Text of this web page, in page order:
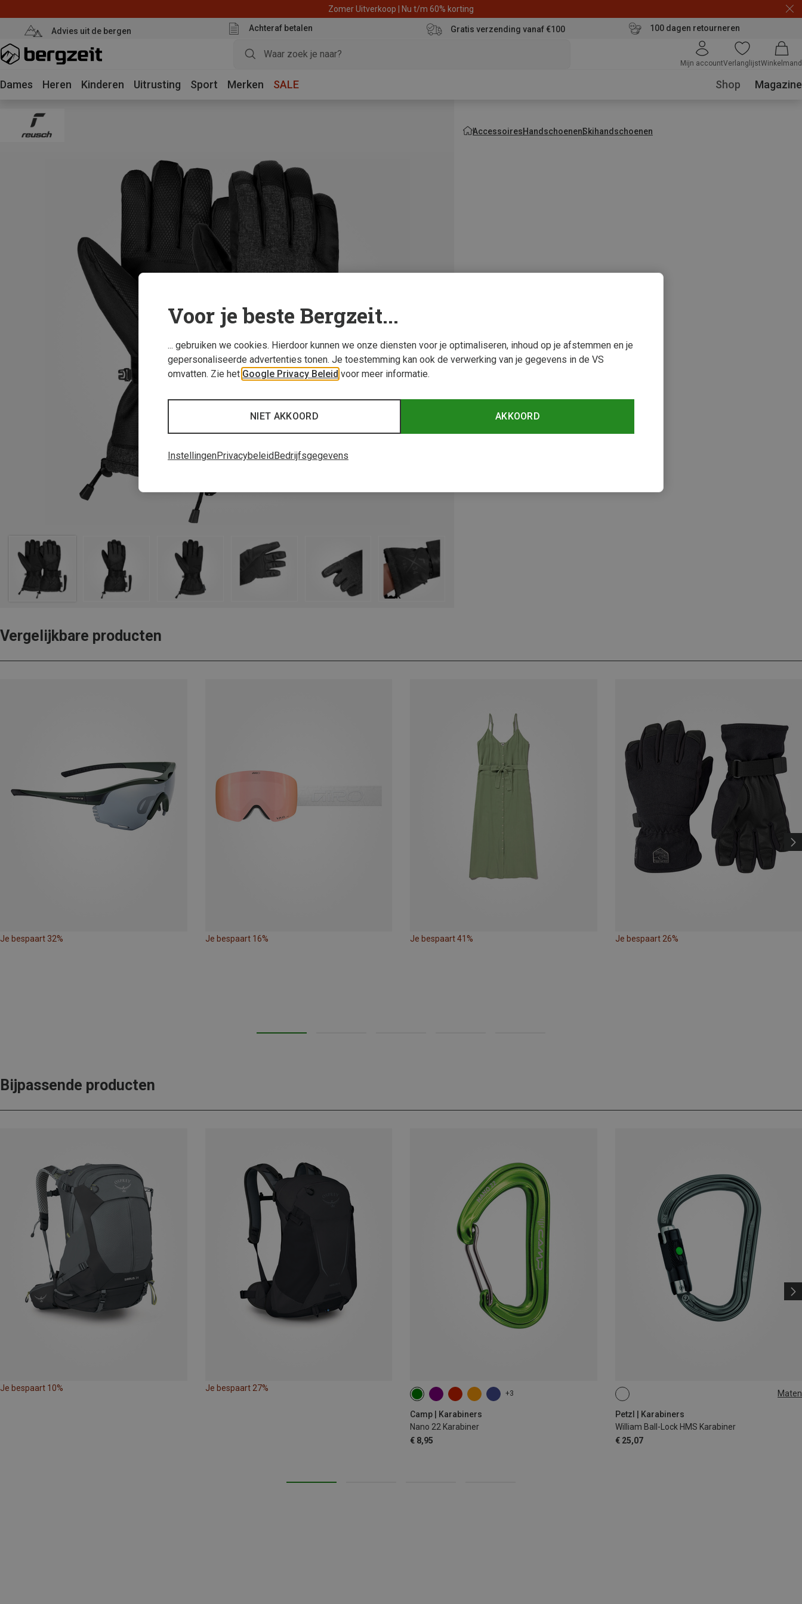
Zomer Uitverkoop | Nu t/m 60% korting
Advies uit de bergen Achteraf betalen Gratis verzending vanaf €100 100 dagen retourneren
Mijn accountVerlanglijstWinkelmand
Dames Heren Kinderen Uitrusting Sport Merken SALE Shop Magazine
AccessoiresHandschoenenSkihandschoenen
Vergelijkbare producten
Je bespaart 32% Je bespaart 16% Je bespaart 41% Je bespaart 26%
Bijpassende producten
Je bespaart 10% Je bespaart 27%
+3
Camp | Karabiners
Nano 22 Karabiner
€ 8,95
Maten
Petzl | Karabiners
William Ball-Lock HMS Karabiner
€ 25,07
BALL-LOCK
Voor je beste Bergzeit...
... gebruiken we cookies. Hierdoor kunnen we onze diensten voor je optimaliseren, inhoud op je afstemmen en je
gepersonaliseerde advertenties tonen. Je toestemming kan ook de verwerking van je gegevens in de VS
omvatten. Zie het Google Privacy Beleid voor meer informatie.
AKKOORD
NIET AKKOORD
InstellingenPrivacybeleid Bedrijfsgegevens